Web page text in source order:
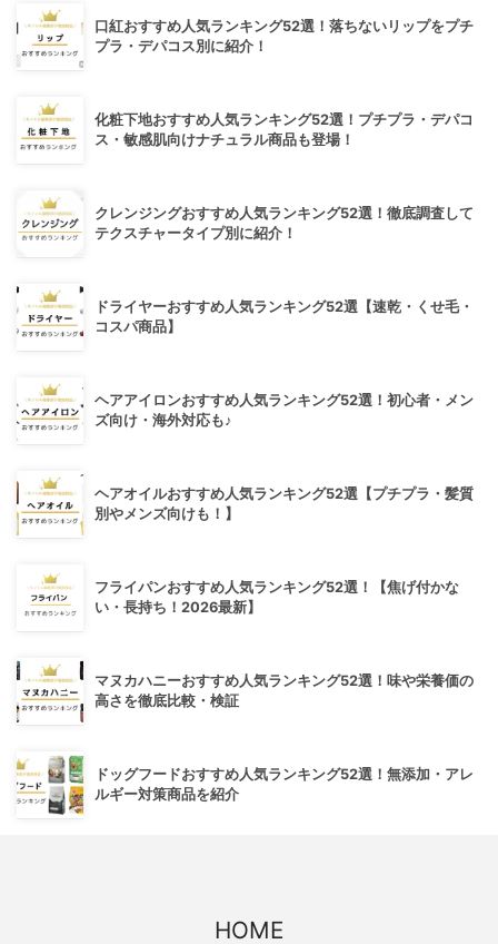
口紅おすすめ人気ランキング52選！落ちないリップをプチ
プラ・デパコス別に紹介！
化粧下地おすすめ人気ランキング52選！プチプラ・デパコ
ス・敏感肌向けナチュラル商品も登場！
クレンジングおすすめ人気ランキング52選！徹底調査して
テクスチャータイプ別に紹介！
ドライヤーおすすめ人気ランキング52選【速乾・くせ毛・
コスパ商品】
ヘアアイロンおすすめ人気ランキング52選！初心者・メン
ズ向け・海外対応も♪
ヘアオイルおすすめ人気ランキング52選【プチプラ・髪質
別やメンズ向けも！】
フライパンおすすめ人気ランキング52選！【焦げ付かな
い・長持ち！2026最新】
マヌカハニーおすすめ人気ランキング52選！味や栄養価の
高さを徹底比較・検証
ドッグフードおすすめ人気ランキング52選！無添加・アレ
ルギー対策商品を紹介
HOME